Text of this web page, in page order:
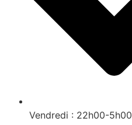
Vendredi : 22h00-5h00